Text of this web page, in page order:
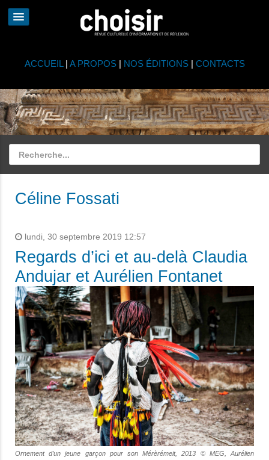
ACCUEIL | A PROPOS| NOS ÉDITIONS| CONTACTS
Céline Fossati
lundi, 30 septembre 2019 12:57
Regards d’ici et au-delà Claudia
Andujar et Aurélien Fontanet
Ornement d’un jeune garçon pour son Mérèrémeit, 2013 © MEG, Aurélien